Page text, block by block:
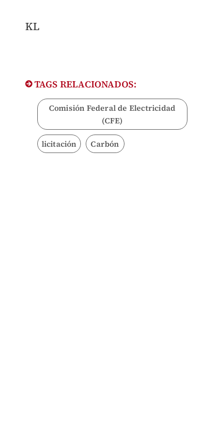
KL
TAGS RELACIONADOS:
Comisión Federal de Electricidad
(CFE)
licitación Carbón